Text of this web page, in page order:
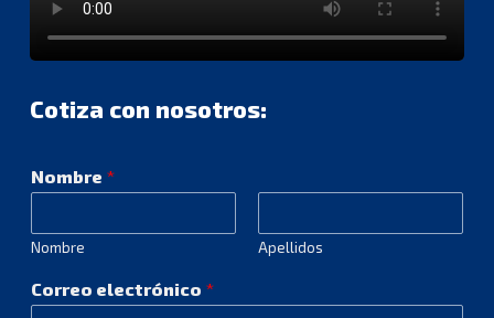
Cotiza con nosotros:
Nombre *
Nombre Apellidos
Correo electrónico *